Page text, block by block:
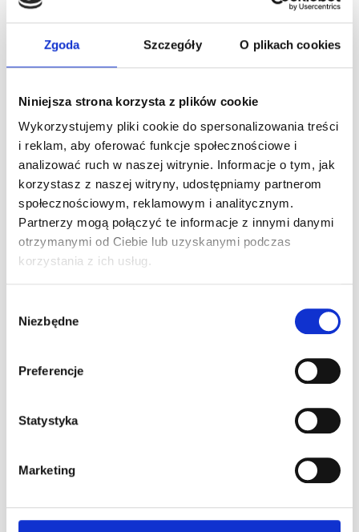
Zgoda Szczegóły O plikach cookies
Niniejsza strona korzysta z plików cookie
Wykorzystujemy pliki cookie do spersonalizowania treści
i reklam, aby oferować funkcje społecznościowe i
analizować ruch w naszej witrynie. Informacje o tym, jak
korzystasz z naszej witryny, udostępniamy partnerom
społecznościowym, reklamowym i analitycznym.
Partnerzy mogą połączyć te informacje z innymi danymi
otrzymanymi od Ciebie lub uzyskanymi podczas
korzystania z ich usług.
zgody
Niezbędne
Preferencje
Statystyka
Marketing
ZAPISY:
tel. 22 290 33 88
e-mail: biuro@a1karting.pl
www.a1karting.pl
Ostatnie artykuły
24h Le Mans – przewodnik po największym
wyścigu długodystansowym na świecie
30 lipca 2026
26 czerwca 2026
Wakacyjne godziny otwarcia !
Prezent dla kierowcy – najlepsze pomysły
29 maja 2026